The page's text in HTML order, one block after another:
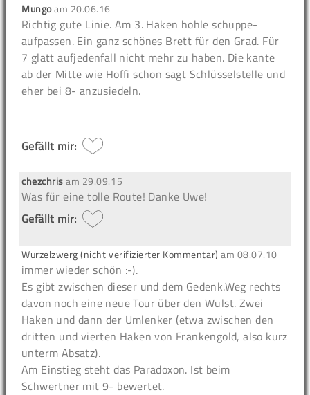
Mungoam 20.06.16
Richtig gute Linie. Am 3. Haken hohle schuppe-
aufpassen. Ein ganz schönes Brett für den Grad. Für
7 glatt aufjedenfall nicht mehr zu haben. Die kante
ab der Mitte wie Hoffi schon sagt Schlüsselstelle und
eher bei 8- anzusiedeln.
Gefällt mir:
chezchrisam 29.09.15
Was für eine tolle Route! Danke Uwe!
Gefällt mir:
Wurzelzwerg (nicht verifizierter Kommentar) am 08.07.10
immer wieder schön :-).
Es gibt zwischen dieser und dem Gedenk.Weg rechts
davon noch eine neue Tour über den Wulst. Zwei
Haken und dann der Umlenker (etwa zwischen den
dritten und vierten Haken von Frankengold, also kurz
unterm Absatz).
Am Einstieg steht das Paradoxon. Ist beim
Schwertner mit 9- bewertet.